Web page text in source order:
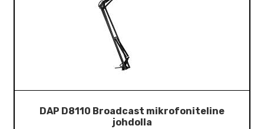
DAP D8110 Broadcast mikrofoniteline
johdolla